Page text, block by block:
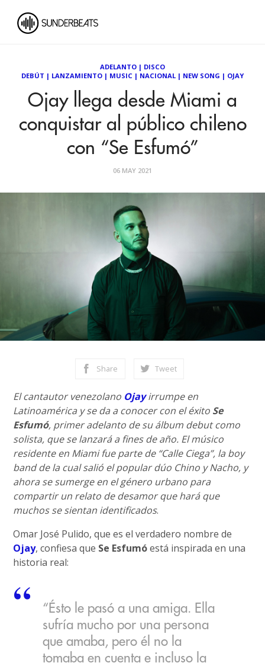
ADELANTO | DISCO
DEBÚT | LANZAMIENTO | MUSIC | NACIONAL | NEW SONG | OJAY
Ojay llega desde Miami a
conquistar al público chileno
con “Se Esfumó”
06 MAY 2021
Share Tweet
El cantautor venezolano Ojayirrumpe en
Latinoamérica y se da a conocer con el éxito Se
Esfumó, primer adelanto de su álbum debut como
solista, que se lanzará a fines de año. El músico
residente en Miami fue parte de “Calle Ciega”, la boy
band de la cual salió el popular dúo Chino y Nacho, y
ahora se sumerge en el género urbano para
compartir un relato de desamor que hará que
muchos se sientan identificados.
Omar José Pulido, que es el verdadero nombre de
Ojay, confiesa que Se Esfumóestá inspirada en una
historia real:
“Ésto le pasó a una amiga. Ella
sufría mucho por una persona
que amaba, pero él no la
tomaba en cuenta e incluso la